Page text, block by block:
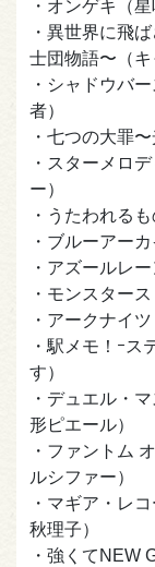
・オンゲキ（星
・異世界に飛
士団物語〜（キ
・シャドウバ
者）
・七つの大罪
・スターメロ
ー）
・うたわれる
・ブルーアー
・アズールレ
・モンスター
・アークナイツ
・駅メモ！ｰス
す）
・デュエル・
形ピエール）
・ファントム
ルシファー）
・マギア・レ
秋理子）
・強くてNEW